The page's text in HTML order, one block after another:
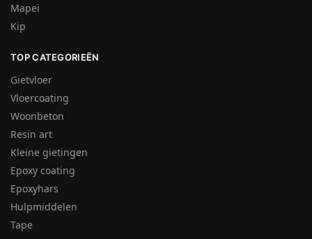
Mapei
Kip
TOP CATEGORIEËN
Gietvloer
Vloercoating
Woonbeton
Resin art
Kleine gietingen
Epoxy coating
Epoxyhars
Hulpmiddelen
Tape